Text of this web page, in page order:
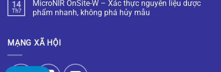
14
Th7
MicroNIR OnSite-W – Xác thực nguyên liệu dược
phẩm nhanh, không phá hủy mẫu
MẠNG XÃ HỘI